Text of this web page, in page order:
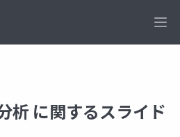
析 に関するスライド